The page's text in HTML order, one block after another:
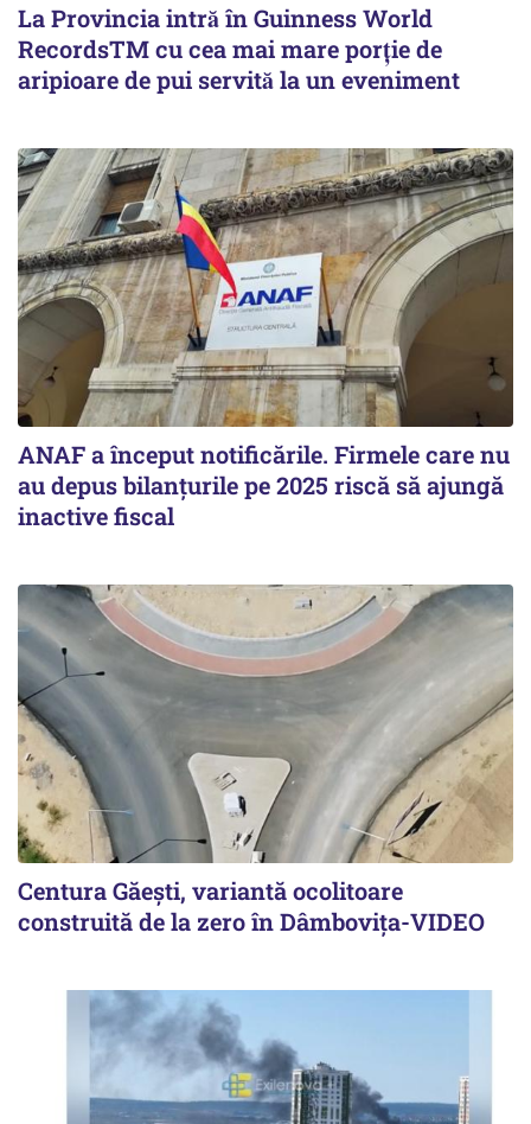
La Provincia intră în Guinness World
RecordsTM cu cea mai mare porție de
aripioare de pui servită la un eveniment
ANAF a început notificările. Firmele care nu
au depus bilanțurile pe 2025 riscă să ajungă
inactive fiscal
Centura Găești, variantă ocolitoare
construită de la zero în Dâmbovița-VIDEO